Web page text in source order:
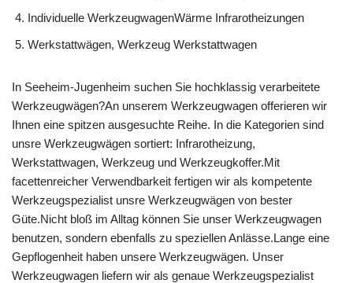
Individuelle WerkzeugwagenWärme Infrarotheizungen
Werkstattwägen, Werkzeug Werkstattwagen
In Seeheim-Jugenheim suchen Sie hochklassig verarbeitete
Werkzeugwägen?An unserem Werkzeugwagen offerieren wir
Ihnen eine spitzen ausgesuchte Reihe. In die Kategorien sind
unsre Werkzeugwägen sortiert: Infrarotheizung,
Werkstattwagen, Werkzeug und Werkzeugkoffer.Mit
facettenreicher Verwendbarkeit fertigen wir als kompetente
Werkzeugspezialist unsre Werkzeugwägen von bester
Güte.Nicht bloß im Alltag können Sie unser Werkzeugwagen
benutzen, sondern ebenfalls zu speziellen Anlässe.Lange eine
Gepflogenheit haben unsere Werkzeugwägen. Unser
Werkzeugwagen liefern wir als genaue Werkzeugspezialist